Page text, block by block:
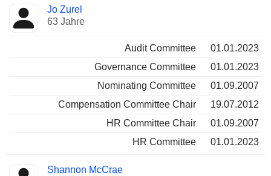
Jo Zurel
63 Jahre
Audit Committee
01.01.2023
Governance Committee
01.01.2023
Nominating Committee
01.09.2007
Compensation Committee Chair
19.07.2012
HR Committee Chair
01.09.2007
HR Committee
01.01.2023
Shannon McCrae